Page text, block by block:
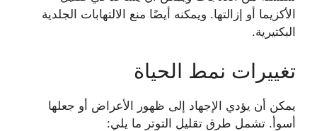
الأكزيما أو إزالتها. ويمكنه أيضًا منع الالتهابات الجلدية
البكتيرية.
تغييرات نمط الحياة
يمكن أن يؤدي الإجهاد إلى ظهور الأعراض أو جعلها
أسوأ. تشمل طرق تقليل التوتر ما يلي: